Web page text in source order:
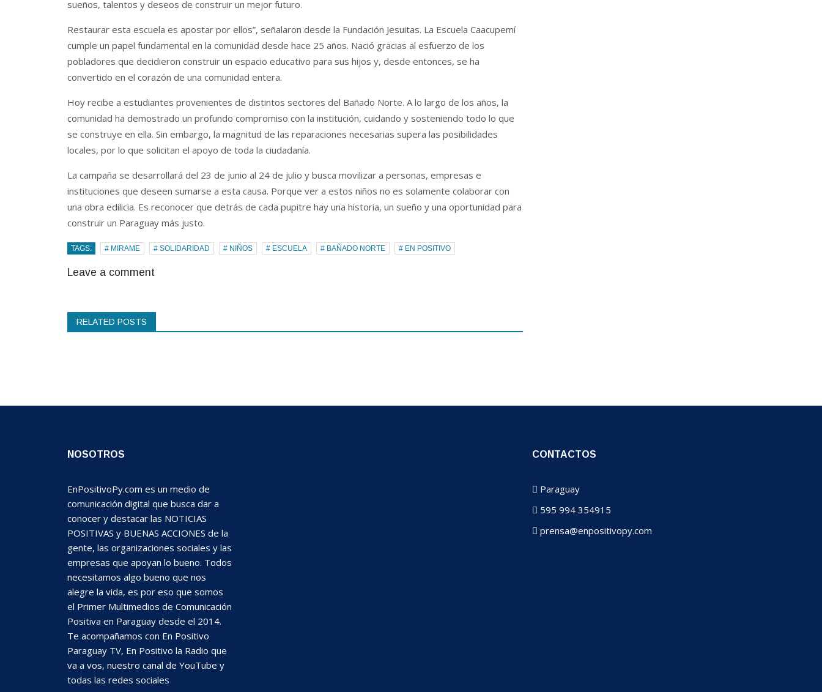
sueños, talentos y deseos de construir un mejor futuro.
Restaurar esta escuela es apostar por ellos”, señalaron desde la Fundación Jesuitas. La Escuela Caacupemí
cumple un papel fundamental en la comunidad desde hace 25 años. Nació gracias al esfuerzo de los
pobladores que decidieron construir un espacio educativo para sus hijos y, desde entonces, se ha
convertido en el corazón de una comunidad entera.
Hoy recibe a estudiantes provenientes de distintos sectores del Bañado Norte. A lo largo de los años, la
comunidad ha demostrado un profundo compromiso con la institución, cuidando y sosteniendo todo lo que
se construye en ella. Sin embargo, la magnitud de las reparaciones necesarias supera las posibilidades
locales, por lo que solicitan el apoyo de toda la ciudadanía.
La campaña se desarrollará del 23 de junio al 24 de julio y busca movilizar a personas, empresas e
instituciones que deseen sumarse a esta causa. Porque ver a estos niños no es solamente colaborar con
una obra edilicia. Es reconocer que detrás de cada pupitre hay una historia, un sueño y una oportunidad para
construir un Paraguay más justo.
TAGS: # MIRAME # SOLIDARIDAD # NIÑOS # ESCUELA # BAÑADO NORTE # EN POSITIVO
Leave a comment
RELATED POSTS
NOSOTROS
EnPositivoPy.com es un medio de
comunicación digital que busca dar a
conocer y destacar las NOTICIAS
POSITIVAS y BUENAS ACCIONES de la
gente, las organizaciones sociales y las
empresas que apoyan lo bueno. Todos
necesitamos algo bueno que nos
alegre la vida, es por eso que somos
el Primer Multimedios de Comunicación
Positiva en Paraguay desde el 2014.
Te acompañamos con En Positivo
Paraguay TV, En Positivo la Radio que
va a vos, nuestro canal de YouTube y
todas las redes sociales
CONTACTOS
Paraguay
595 994 354915
prensa@enpositivopy.com